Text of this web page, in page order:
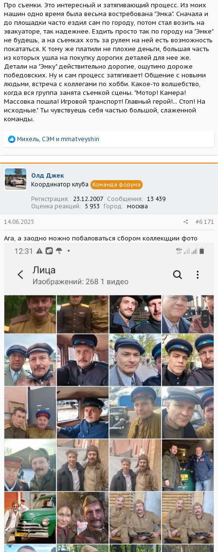
Про съемки. Это интересный и затягивающий процесс. Из моих
машин одно время была весьма востребована "Эмка". Сначала и
до площадки часто ездил сам по городу, потом стал возить на
эвакуаторе, так надежнее. Ездить просто так по городу на "Эмке"
не будешь, а на съемках хоть за рулем на ней есть возможность
покататься. К тому же платили не плохие деньги, большая часть
из которых ушла на покупку дорогих деталей для нее же.
Детали на "Эмку" действительно дорогие, ощутимо дороже
победовских. Ну и сам процесс затягивает! Общение с новыми
людьми, встреча с коллегами по хобби. Какое-то волшебство,
когда вся группа занята съемкой сцены. "Мотор! Камера!
Массовка пошла! Игровой транспорт! Главный герой!... Стоп! На
исходные." Ты чувствуешь себя частью большой, слаженной
команды.
Р
а
к
ц
и
и
Михель СЭМ и mmatveyshin
Олд Джек
Координатор клуба Команда форума
Регистрация 23.12.2007 Сообщения
13 439
Оценка реакций
5 953 Город москва
14.06.2025 #6 171
Ага, а заодно можно побаловаться сбором коллекцции фото